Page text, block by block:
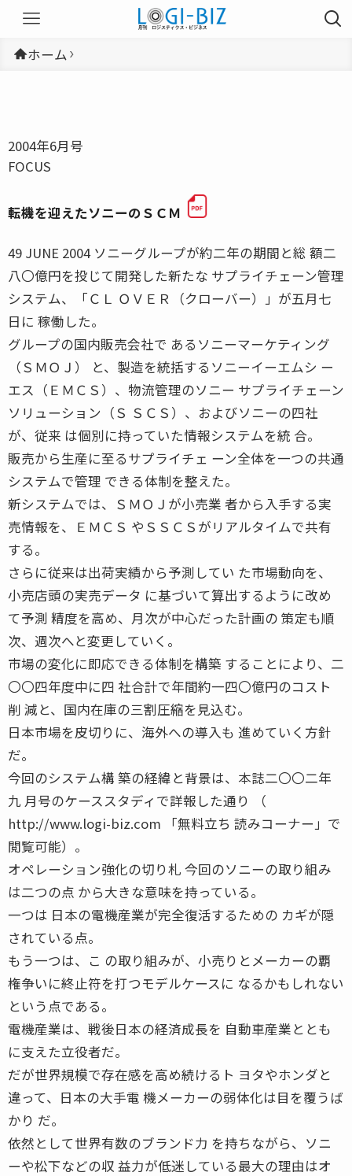
ホーム
2004年6月号
FOCUS
転機を迎えたソニーのＳＣＭ
49 JUNE 2004 ソニーグループが約二年の期間と総 額二
八〇億円を投じて開発した新たな サプライチェーン管理
システム、「ＣＬ ＯＶＥＲ（クローバー）」が五月七
日に 稼働した。
グループの国内販売会社で あるソニーマーケティング
（ＳＭＯＪ） と、製造を統括するソニーイーエムシ ー
エス（ＥＭＣＳ）、物流管理のソニー サプライチェーン
ソリューション（Ｓ ＳＣＳ）、およびソニーの四社
が、従来 は個別に持っていた情報システムを統 合。
販売から生産に至るサプライチェ ーン全体を一つの共通
システムで管理 できる体制を整えた。
新システムでは、ＳＭＯＪが小売業 者から入手する実
売情報を、ＥＭＣＳ やＳＳＣＳがリアルタイムで共有
する。
さらに従来は出荷実績から予測してい た市場動向を、
小売店頭の実売データ に基づいて算出するように改め
て予測 精度を高め、月次が中心だった計画の 策定も順
次、週次へと変更していく。
市場の変化に即応できる体制を構築 することにより、二
〇〇四年度中に四 社合計で年間約一四〇億円のコスト
削 減と、国内在庫の三割圧縮を見込む。
日本市場を皮切りに、海外への導入も 進めていく方針
だ。
今回のシステム構 築の経緯と背景は、本誌二〇〇二年
九 月号のケーススタディで詳報した通り （
http://www.logi-biz.com 「無料立ち 読みコーナー」で
閲覧可能）。
オペレーション強化の切り札 今回のソニーの取り組み
は二つの点 から大きな意味を持っている。
一つは 日本の電機産業が完全復活するための カギが隠
されている点。
もう一つは、こ の取り組みが、小売りとメーカーの覇
権争いに終止符を打つモデルケースに なるかもしれない
という点である。
電機産業は、戦後日本の経済成長を 自動車産業ととも
に支えた立役者だ。
だが世界規模で存在感を高め続けるト ヨタやホンダと
違って、日本の大手電 機メーカーの弱体化は目を覆うば
かり だ。
依然として世界有数のブランド力 を持ちながら、ソニ
ーや松下などの収 益力が低迷している最大の理由はオ